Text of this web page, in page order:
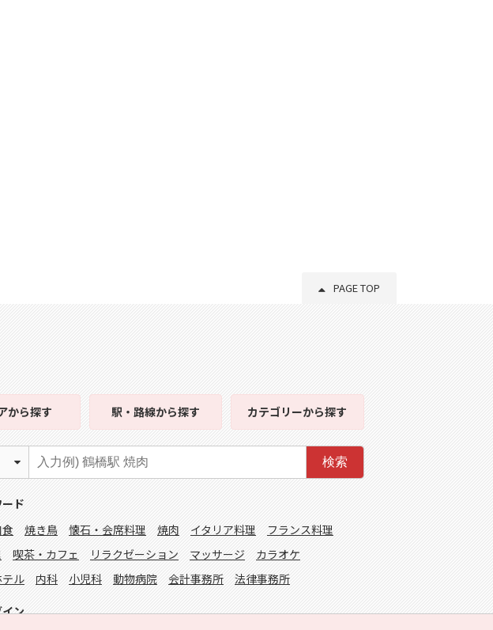
PAGE TOP
から探す 駅・路線から探す カテゴリーから探す
検索
ド
焼き鳥 懐石・会席料理 焼肉 イタリア料理
フランス料理
喫茶・カフェ リラクゼーション マッサージ
カラオケ
ル
内科 小児科 動物病院 会計事務所 法律事務所
ン